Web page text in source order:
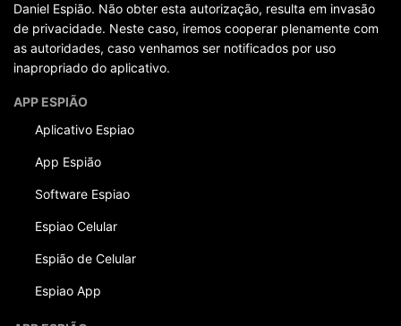
Daniel Espião. Não obter esta autorização, resulta em invasão
de privacidade. Neste caso, iremos cooperar plenamente com
as autoridades, caso venhamos ser notificados por uso
inapropriado do aplicativo.
APP ESPIÃO
Aplicativo Espiao
App Espião
Software Espiao
Espiao Celular
Espião de Celular
Espiao App